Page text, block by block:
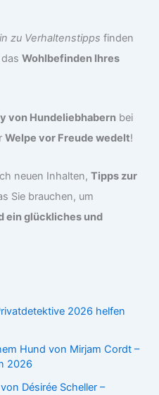
zu Verhaltenstipps finden
dasWohlbefinden Ihres
von Hundeliebhabern bei
Welpe vor Freude wedelt!
neuen Inhalten,Tipps zur
Sie brauchen, um
ein glückliches und
2026 helfen
Hund von Mirjam Cordt –
2026
Désirée Scheller –